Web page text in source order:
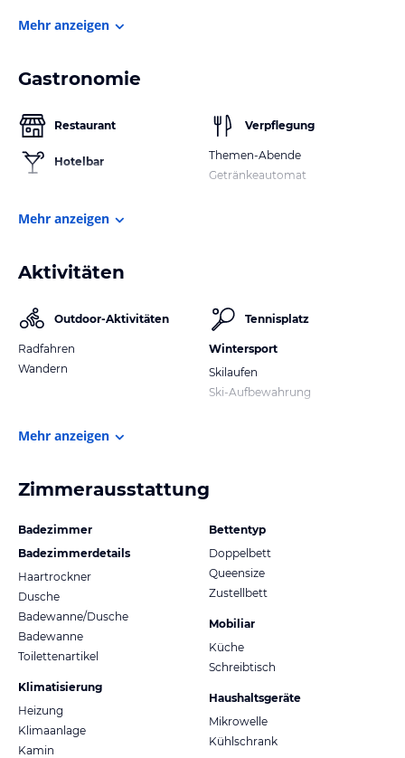
Mehr anzeigen
Gastronomie
Restaurant
Hotelbar
Verpflegung
Themen-Abende
Getränkeautomat
Mehr anzeigen
Aktivitäten
Outdoor-Aktivitäten
Radfahren
Wandern
Tennisplatz
Wintersport
Skilaufen
Ski-Aufbewahrung
Mehr anzeigen
Zimmerausstattung
Badezimmer
Badezimmerdetails
Haartrockner
Dusche
Badewanne/Dusche
Badewanne
Toilettenartikel
Klimatisierung
Heizung
Klimaanlage
Kamin
Bettentyp
Doppelbett
Queensize
Zustellbett
Mobiliar
Küche
Schreibtisch
Haushaltsgeräte
Mikrowelle
Kühlschrank